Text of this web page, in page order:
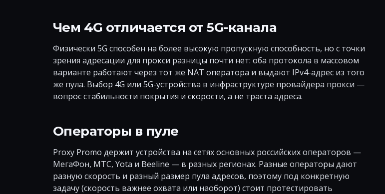
Чем 4G отличается от 5G-канала
Физически 5G способен на более высокую пропускную способность, но с точки
зрения адресации для прокси разницы почти нет: оба протокола в массовом
варианте работают через тот же NAT оператора и выдают IPv4-адрес из того
же пула. Выбор 4G или 5G-устройства в инфраструктуре провайдера прокси —
вопрос стабильности покрытия и скорости, а не траста адреса.
Операторы в пуле
Proxy Promo держит устройства на сетях основных российских операторов —
МегаФон, МТС, Yota и Beeline — в разных регионах. Разные операторы дают
разную скорость и разный размер пула адресов, поэтому под конкретную
задачу (скорость важнее охвата или наоборот) стоит протестировать